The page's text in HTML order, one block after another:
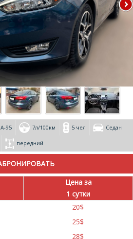
А-95 7л/100км 5 чел Седан
передний
Цена за
1 сутки
20$
25$
28$